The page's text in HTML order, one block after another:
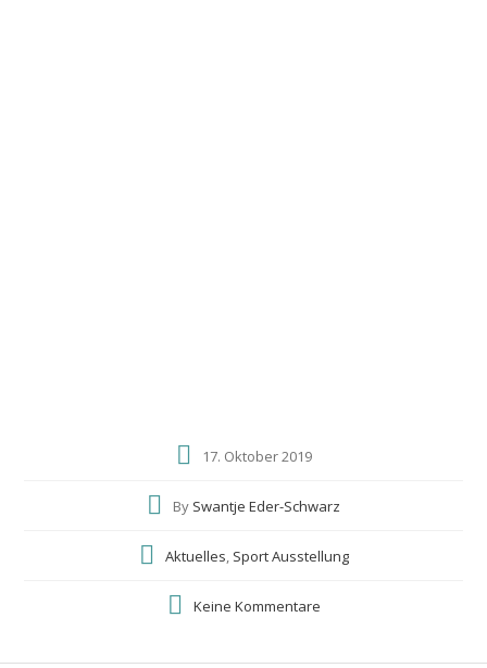
17. Oktober 2019
By Swantje Eder-Schwarz
Aktuelles, Sport Ausstellung
Keine Kommentare